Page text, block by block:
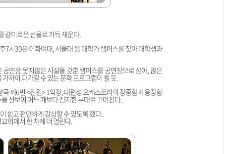
감미로운 선율로 가득 채운다.
7시30분 이화여대, 서울대 등 대학가 캠퍼스를 찾아 대학생과
연장 못지않은 시설을 갖춘 캠퍼스를 공연장으로 삼아, 많은
까이 다가갈 수 있는 문화 프로그램이 될 듯.
제6번 <전원> 1악장, 대편성 오케스트라의 장중함과 웅장함
선보여 어느 때보다 진지한 무대로 꾸며진다.
쉽고 편안하게 감상할 수 있도록 했다.
회에서 한 차례 더 열린다.